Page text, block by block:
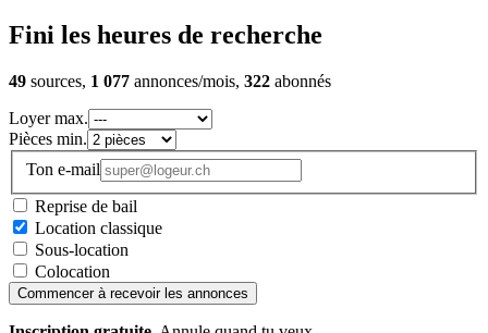
Fini les heures de recherche
49 sources, 1 077 annonces/mois, 322 abonnés
Loyer max.
Pièces min.
Ton e-mail
Reprise de bail
Location classique
Sous-location
Colocation
Commencer à recevoir les annonces